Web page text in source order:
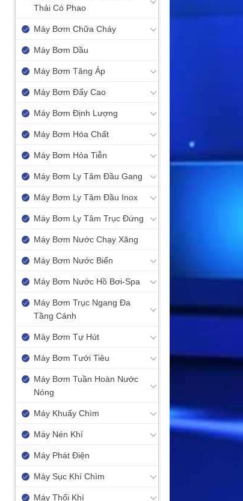
Thải Có Phao
Máy Bơm Chữa Cháy
Máy Bơm Dầu
Máy Bơm Tăng Áp
Máy Bơm Đẩy Cao
Máy Bơm Định Lượng
Máy Bơm Hóa Chất
Máy Bơm Hỏa Tiễn
Máy Bơm Ly Tâm Đầu Gang
Máy Bơm Ly Tâm Đầu Inox
Máy Bơm Ly Tâm Trục Đứng
Máy Bơm Nước Chạy Xăng
Máy Bơm Nước Biển
Máy Bơm Nước Hồ Bơi-Spa
Máy Bơm Trục Ngang Đa
Tầng Cánh
Máy Bơm Tự Hút
Máy Bơm Tưới Tiêu
Máy Bơm Tuần Hoàn Nước
Nóng
Máy Khuấy Chìm
Máy Nén Khí
Máy Phát Điện
Máy Sục Khí Chìm
Máy Thổi Khí